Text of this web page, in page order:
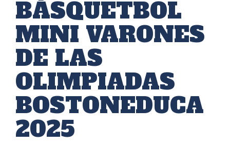
BÁSQUETBOL
MINI VARONES
DE LAS
OLIMPIADAS
BOSTONEDUCA
2025